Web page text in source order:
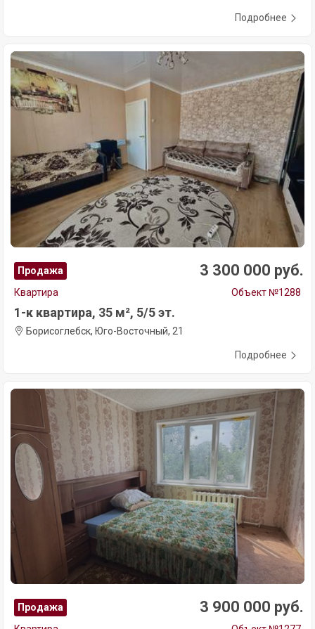
Подробнее
Продажа 3 300 000 руб.
Квартира Объект №1288
1-к квартира, 35 м², 5/5 эт.
Борисоглебск, Юго-Восточный, 21
Подробнее
Продажа 3 900 000 руб.